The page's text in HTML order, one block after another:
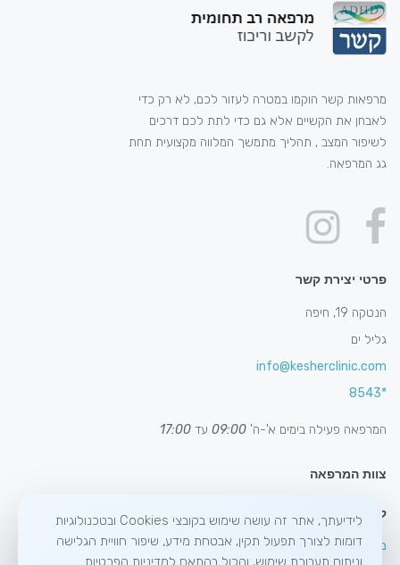
מרפאות קשר הוקמו במטרה לעזור לכם, לא רק כדי
לאבחן את הקשיים אלא גם כדי לתת לכם דרכים
לשיפור המצב , תהליך מתמשך המלווה מקצועית תחת
גג המרפאה.
פרטי יצירת קשר
הנטקה 19, חיפה
גליל ים
info@kesherclinic.com
*8543
המרפאה פעילה בימים א'-ה' 09:00 עד 17:00
צוות המרפאה
קישורים חשובים
מדיניות פרטיות ותנאי שימוש
לידיעתך, אתר זה עושה שימוש בקובצי Cookies ובטכנולוגיות
דומות לצורך תפעול תקין, אבטחת מידע, שיפור חוויית הגלישה
וניתוח תעבורת שימוש, והכול בהתאם למדיניות הפרטיות